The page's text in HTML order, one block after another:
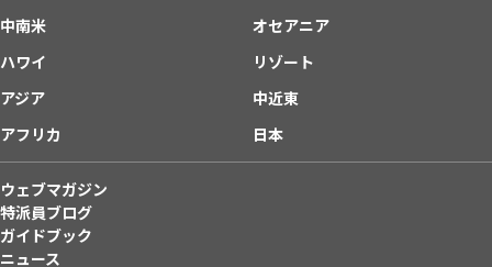
中南米
オセアニア
ハワイ
リゾート
アジア
中近東
アフリカ
日本
ウェブマガジン
特派員ブログ
ガイドブック
ニュース